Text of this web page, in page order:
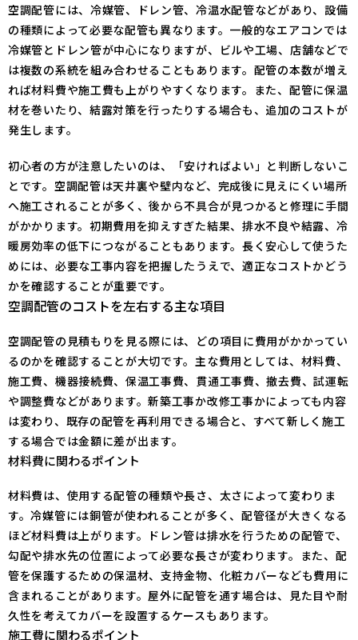
空調配管には、冷媒管、ドレン管、冷温水配管などがあり、設備
の種類によって必要な配管も異なります。一般的なエアコンでは
冷媒管とドレン管が中心になりますが、ビルや工場、店舗などで
は複数の系統を組み合わせることもあります。配管の本数が増え
れば材料費や施工費も上がりやすくなります。また、配管に保温
材を巻いたり、結露対策を行ったりする場合も、追加のコストが
発生します。
初心者の方が注意したいのは、「安ければよい」と判断しないこ
とです。空調配管は天井裏や壁内など、完成後に見えにくい場所
へ施工されることが多く、後から不具合が見つかると修理に手間
がかかります。初期費用を抑えすぎた結果、排水不良や結露、冷
暖房効率の低下につながることもあります。長く安心して使うた
めには、必要な工事内容を把握したうえで、適正なコストかどう
かを確認することが重要です。
空調配管のコストを左右する主な項目
空調配管の見積もりを見る際には、どの項目に費用がかかってい
るのかを確認することが大切です。主な費用としては、材料費、
施工費、機器接続費、保温工事費、貫通工事費、撤去費、試運転
や調整費などがあります。新築工事か改修工事かによっても内容
は変わり、既存の配管を再利用できる場合と、すべて新しく施工
する場合では金額に差が出ます。
材料費に関わるポイント
材料費は、使用する配管の種類や長さ、太さによって変わりま
す。冷媒管には銅管が使われることが多く、配管径が大きくなる
ほど材料費は上がります。ドレン管は排水を行うための配管で、
勾配や排水先の位置によって必要な長さが変わります。また、配
管を保護するための保温材、支持金物、化粧カバーなども費用に
含まれることがあります。屋外に配管を通す場合は、見た目や耐
久性を考えてカバーを設置するケースもあります。
施工費に関わるポイント